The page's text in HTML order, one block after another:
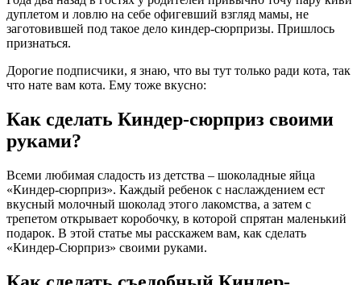
дуплетом и ловлю на себе офигевший взгляд мамы, не
заготовившей под такое дело киндер-сюрпризы. Пришлось
признаться.
Дорогие подписчики, я знаю, что вы тут только ради кота, так
что нате вам кота. Ему тоже вкусно:
Как сделать Киндер-сюрприз своими
руками?
Всеми любимая сладость из детства – шоколадные яйца
«Киндер-сюрприз». Каждый ребенок с наслаждением ест
вкусный молочный шоколад этого лакомства, а затем с
трепетом открывает коробочку, в которой спрятан маленький
подарок. В этой статье мы расскажем вам, как сделать
«Киндер-Сюрприз» своими руками.